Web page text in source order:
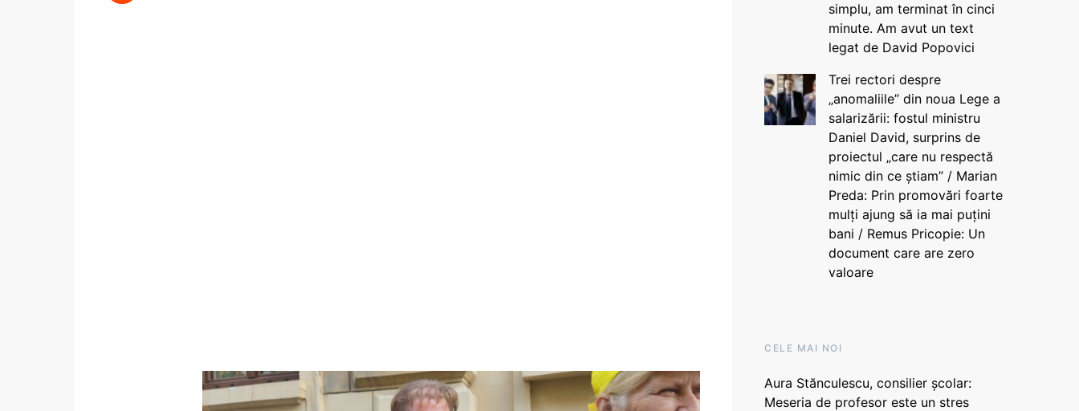
simplu, am terminat în cinci
minute. Am avut un text
legat de David Popovici
Trei rectori despre
„anomaliile” din noua Lege a
salarizării: fostul ministru
Daniel David, surprins de
proiectul „care nu respectă
nimic din ce știam” / Marian
Preda: Prin promovări foarte
mulți ajung să ia mai puțini
bani / Remus Pricopie: Un
document care are zero
valoare
CELE MAI NOI
Aura Stănculescu, consilier școlar:
Meseria de profesor este un stres